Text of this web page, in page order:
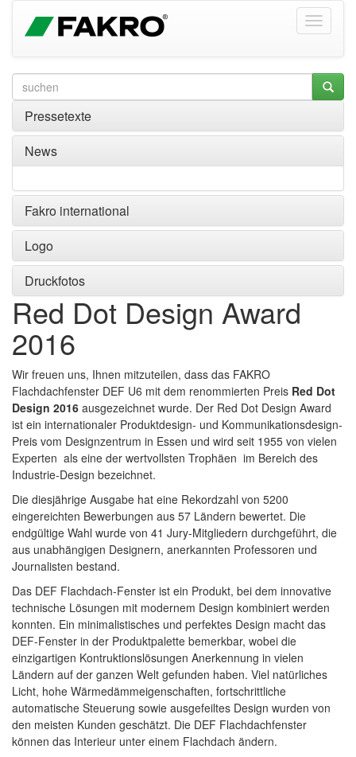
Pressetexte
News
Fakro international
Logo
Druckfotos
Red Dot Design Award
2016
Wir freuen uns, Ihnen mitzuteilen, dass das FAKRO
Flachdachfenster DEF U6 mit dem renommierten Preis Red Dot
Design 2016 ausgezeichnet wurde. Der Red Dot Design Award
ist ein internationaler Produktdesign- und Kommunikationsdesign-
Preis vom Designzentrum in Essen und wird seit 1955 von vielen
Experten als eine der wertvollsten Trophäen im Bereich des
Industrie-Design bezeichnet.
Die diesjährige Ausgabe hat eine Rekordzahl von 5200
eingereichten Bewerbungen aus 57 Ländern bewertet. Die
endgültige Wahl wurde von 41 Jury-Mitgliedern durchgeführt, die
aus unabhängigen Designern, anerkannten Professoren und
Journalisten bestand.
Das DEF Flachdach-Fenster ist ein Produkt, bei dem innovative
technische Lösungen mit modernem Design kombiniert werden
konnten. Ein minimalistisches und perfektes Design macht das
DEF-Fenster in der Produktpalette bemerkbar, wobei die
einzigartigen Kontruktionslösungen Anerkennung in vielen
Ländern auf der ganzen Welt gefunden haben. Viel natürliches
Licht, hohe Wärmedämmeigenschaften, fortschrittliche
automatische Steuerung sowie ausgefeiltes Design wurden von
den meisten Kunden geschätzt. Die DEF Flachdachfenster
können das Interieur unter einem Flachdach ändern.